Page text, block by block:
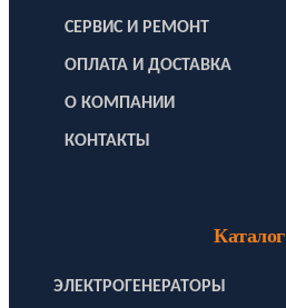
СЕРВИС И РЕМОНТ
ОПЛАТА И ДОСТАВКА
О КОМПАНИИ
КОНТАКТЫ
Каталог
ЭЛЕКТРОГЕНЕРАТОРЫ